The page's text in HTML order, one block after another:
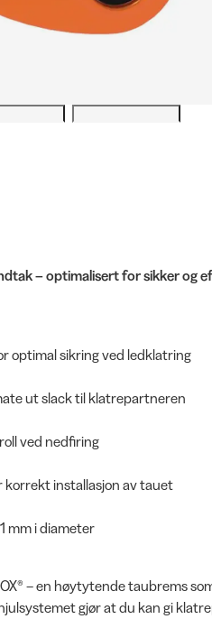
– optimalisert for sikker og
optimal sikring ved ledklatring
ut slack til klatrepartneren
ved nedfiring
korrekt installasjon av tauet
mm i diameter
– en høytytende taubrems
gjør at du kan gi